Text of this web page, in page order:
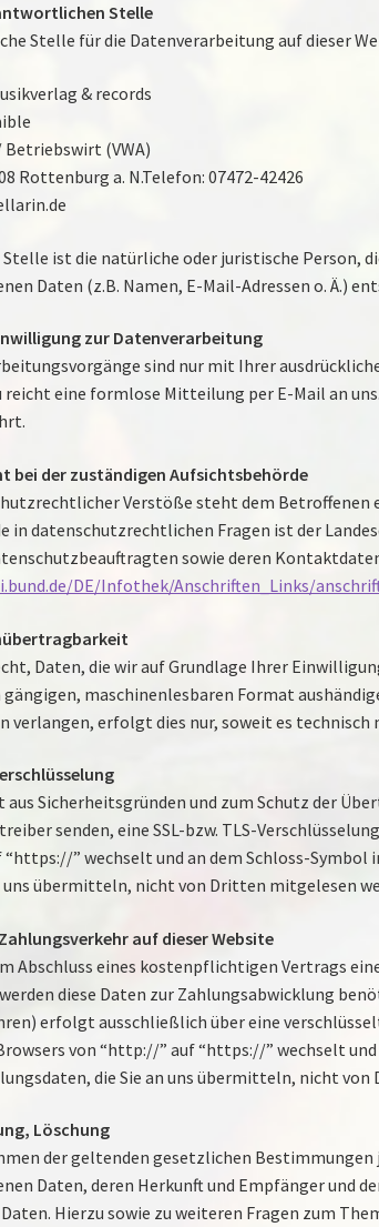
Stelle
Stelle für die Datenverarbeitung auf dieser
& records
(VWA)
Rottenburg a. N.Telefon: 07472-42426
ist die natürliche oder juristische Person,
Daten (z.B. Namen, E-Mail-Adressen o. Ä.)
zur Datenverarbeitung
sind nur mit Ihrer
reicht eine formlose Mitteilung per E-Mail an
bei der zuständigen Aufsichtsbehörde
Verstöße steht dem Betroffenen
in datenschutzrechtlichen Fragen ist der
sowie deren
DE/Infothek/Anschriften_Links/
Daten, die wir auf Grundlage Ihrer
maschinenlesbaren Format
verlangen, erfolgt dies nur, soweit es technisch
aus Sicherheitsgründen und zum Schutz der
senden, eine SSL-bzw. TLS-
” wechselt und an dem Schloss-Symbol
uns übermitteln, nicht von Dritten mitgelesen
auf dieser Website
Abschluss eines kostenpflichtigen Vertrags
diese Daten zur Zahlungsabwicklung
erfolgt ausschließlich über eine
von “http://” auf “https://” wechselt
die Sie an uns übermitteln, nicht
Löschung
der geltenden gesetzlichen
Daten, deren Herkunft und Empfänger und
Hierzu sowie zu weiteren Fragen zum